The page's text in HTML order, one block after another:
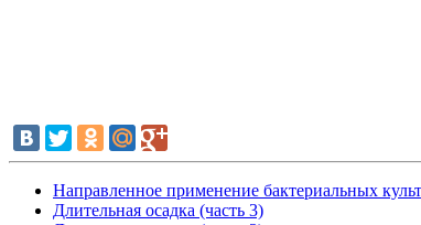
Направленное применение бактериальных
Длительная осадка (часть 3)